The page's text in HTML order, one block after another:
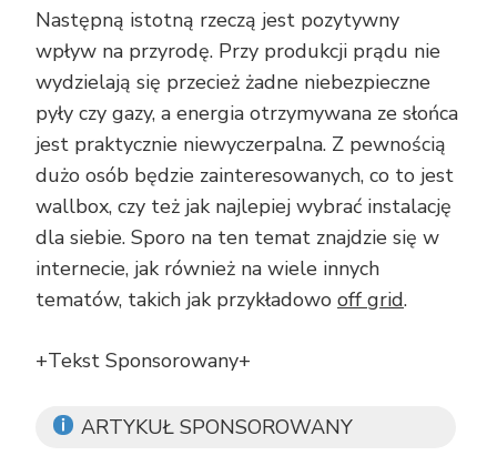
Następną istotną rzeczą jest pozytywny
wpływ na przyrodę. Przy produkcji prądu nie
wydzielają się przecież żadne niebezpieczne
pyły czy gazy, a energia otrzymywana ze słońca
jest praktycznie niewyczerpalna. Z pewnością
dużo osób będzie zainteresowanych, co to jest
wallbox, czy też jak najlepiej wybrać instalację
dla siebie. Sporo na ten temat znajdzie się w
internecie, jak również na wiele innych
tematów, takich jak przykładowo off grid.
+Tekst Sponsorowany+
ARTYKUŁ SPONSOROWANY